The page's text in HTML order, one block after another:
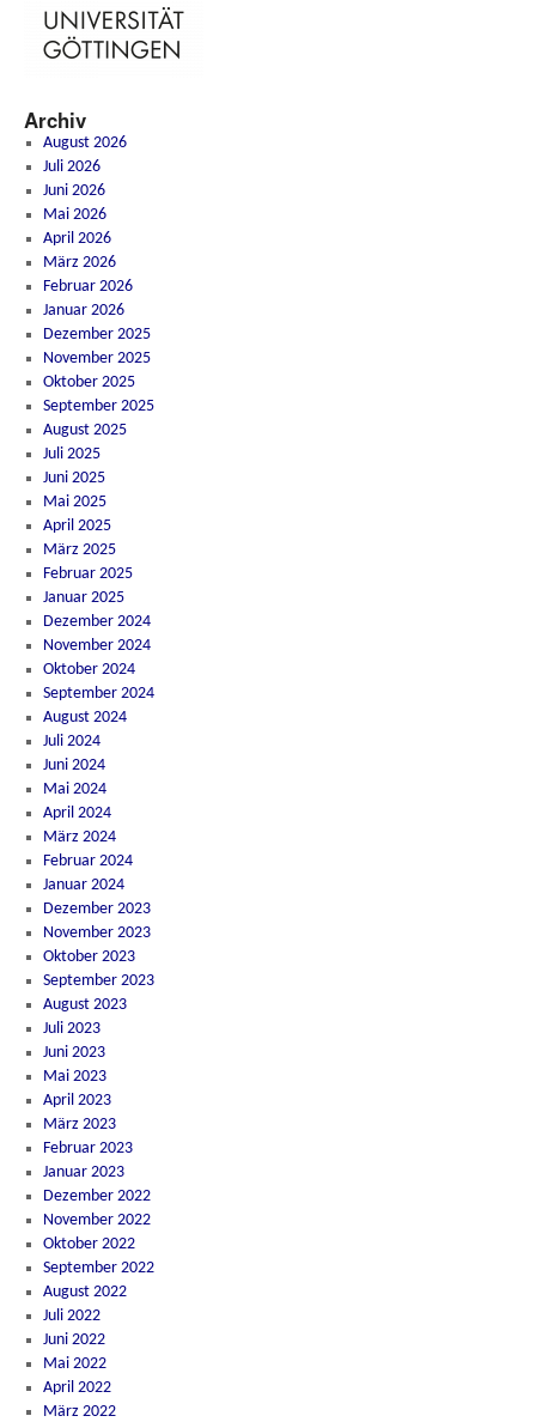
Archiv
August 2026
Juli 2026
Juni 2026
Mai 2026
April 2026
März 2026
Februar 2026
Januar 2026
Dezember 2025
November 2025
Oktober 2025
September 2025
August 2025
Juli 2025
Juni 2025
Mai 2025
April 2025
März 2025
Februar 2025
Januar 2025
Dezember 2024
November 2024
Oktober 2024
September 2024
August 2024
Juli 2024
Juni 2024
Mai 2024
April 2024
März 2024
Februar 2024
Januar 2024
Dezember 2023
November 2023
Oktober 2023
September 2023
August 2023
Juli 2023
Juni 2023
Mai 2023
April 2023
März 2023
Februar 2023
Januar 2023
Dezember 2022
November 2022
Oktober 2022
September 2022
August 2022
Juli 2022
Juni 2022
Mai 2022
April 2022
März 2022